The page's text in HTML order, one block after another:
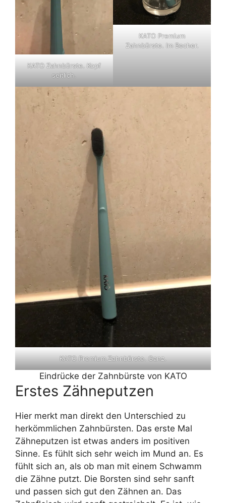
KATO Zahnbürste. Kopf
seitlich.
KATO Premium
Zahnbürste. Im Becher.
KATO Premium Zahnbürste. Ganz.
Eindrücke der Zahnbürste von KATO
Erstes Zähneputzen
Hier merkt man direkt den Unterschied zu
herkömmlichen Zahnbürsten. Das erste Mal
Zähneputzen ist etwas anders im positiven
Sinne. Es fühlt sich sehr weich im Mund an. Es
fühlt sich an, als ob man mit einem Schwamm
die Zähne putzt. Die Borsten sind sehr sanft
und passen sich gut den Zähnen an. Das